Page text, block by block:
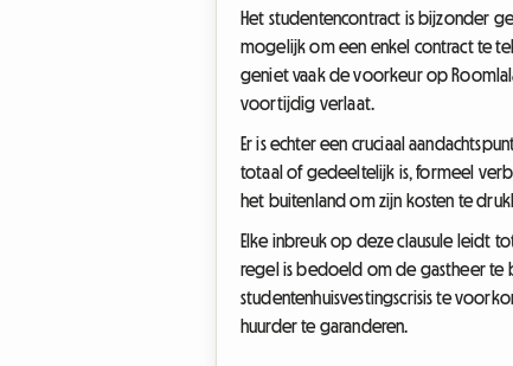
Het studentencontract is bijzonder
mogelijk om een enkel contract te
geniet vaak de voorkeur op
voortijdig verlaat.
Er is echter een cruciaal
totaal of gedeeltelijk is, formeel
het buitenland om zijn kosten te
Elke inbreuk op deze clausule leidt
regel is bedoeld om de gastheer te
studentenhuisvestingscrisis te
huurder te garanderen.